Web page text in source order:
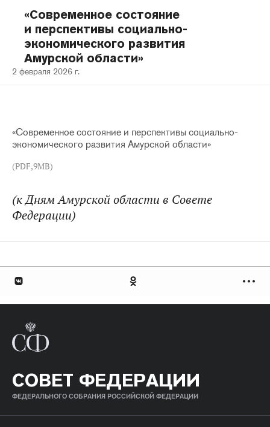
«Современное состояние
и перспективы социально-
экономического развития
Амурской области»
2 февраля 2026 г.
«Современное состояние и перспективы социально-
экономического развития Амурской области»
(PDF,9MB)
(к Дням Амурской области в Совете
Федерации)
СОВЕТ ФЕДЕРАЦИИ
ФЕДЕРАЛЬНОГО СОБРАНИЯ РОССИЙСКОЙ ФЕДЕРАЦИИ